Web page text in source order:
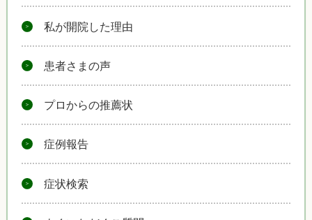
私が開院した理由
患者さまの声
プロからの推薦状
症例報告
症状検索